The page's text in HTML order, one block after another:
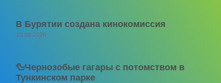
В Бурятии создана кинокомиссия
10.08.2026
🦆Чернозобые гагары с потомством в
Тункинском парке